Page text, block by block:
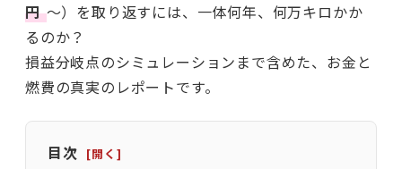
円〜）を取り返すには、一体何年、何万キロかか
るのか？
損益分岐点のシミュレーションまで含めた、お金と
燃費の真実のレポートです。
目次